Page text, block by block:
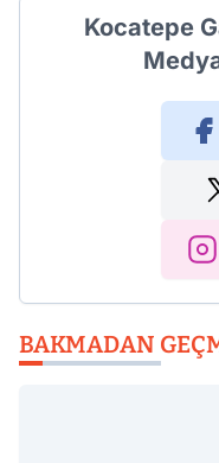
Kocatepe
BAKMADAN